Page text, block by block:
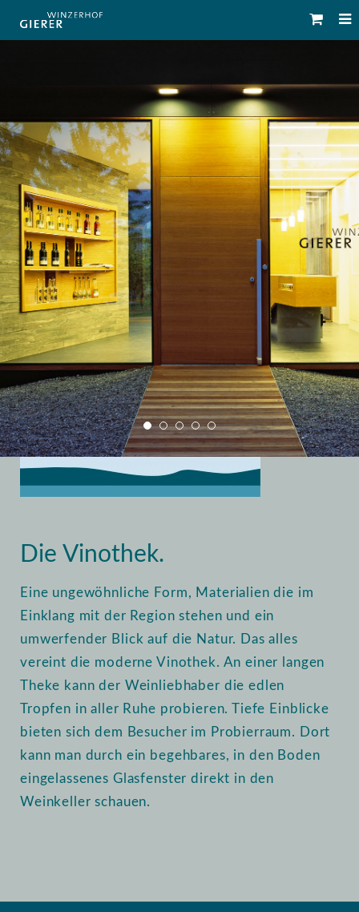
Die Vinothek.
Eine ungewöhnliche Form, Materialien die im
Einklang mit der Region stehen und ein
umwerfender Blick auf die Natur. Das alles
vereint die moderne Vinothek. An einer langen
Theke kann der Weinliebhaber die edlen
Tropfen in aller Ruhe probieren. Tiefe Einblicke
bieten sich dem Besucher im Probierraum. Dort
kann man durch ein begehbares, in den Boden
eingelassenes Glasfenster direkt in den
Weinkeller schauen.